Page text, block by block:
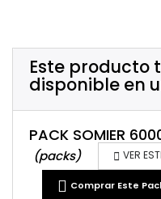
Este producto
disponible en
PACK SOMIER
(packs)  VER
 Comprar Este